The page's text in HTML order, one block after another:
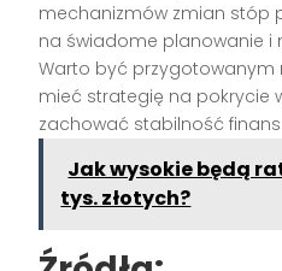
mechanizmów zmian stóp
na świadome planowanie i
Warto być przygotowanym
mieć strategię na pokrycie
zachować stabilność
Jak wysokie będą
tys. złotych?